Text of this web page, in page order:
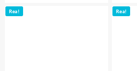
Rea! Rea!